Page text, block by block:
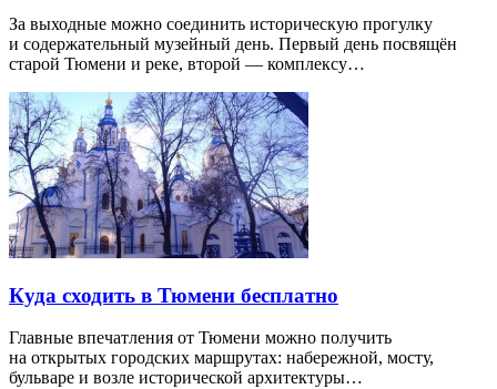
За выходные можно соединить историческую прогулку
и содержательный музейный день. Первый день посвящён
старой Тюмени и реке, второй — комплексу…
Куда сходить в Тюмени бесплатно
Главные впечатления от Тюмени можно получить
на открытых городских маршрутах: набережной, мосту,
бульваре и возле исторической архитектуры…